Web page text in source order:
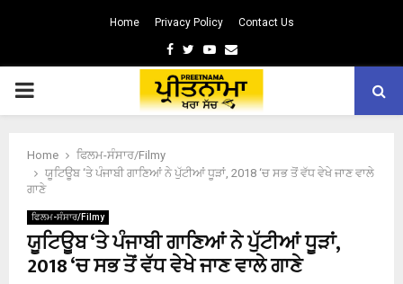
Home Privacy Policy Contact Us
Facebook
TwitterYoutube
Email
PRIMARY
Home
ਫਿਲਮ-ਸੰਸਾਰ/Filmy
ਯੂਟਿਊਬ ‘ਤੇ ਪੰਜਾਬੀ ਗਾਣਿਆਂ ਨੇ ਪੁੱਟੀਆਂ ਧੂੜਾਂ, 2018 ‘ਚ ਸਭ ਤੋਂ ਵੱਧ ਵੇਖੇ ਜਾਣ ਵਾਲੇ
ਗਾਣੇ
ਫਿਲਮ-ਸੰਸਾਰ/Filmy
ਯੂਟਿਊਬ ‘ਤੇ ਪੰਜਾਬੀ ਗਾਣਿਆਂ ਨੇ ਪੁੱਟੀਆਂ ਧੂੜਾਂ,
2018 ‘ਚ ਸਭ ਤੋਂ ਵੱਧ ਵੇਖੇ ਜਾਣ ਵਾਲੇ ਗਾਣੇ